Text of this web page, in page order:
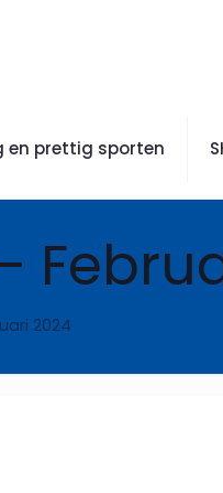
en prettig sporten
2024